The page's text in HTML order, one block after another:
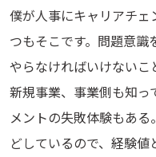
僕が人事にキャリアチェ
つもそこです。問題意識
やらなければいけないこ
新規事業、事業側も知っ
メントの失敗体験もあ
どしているので、経験